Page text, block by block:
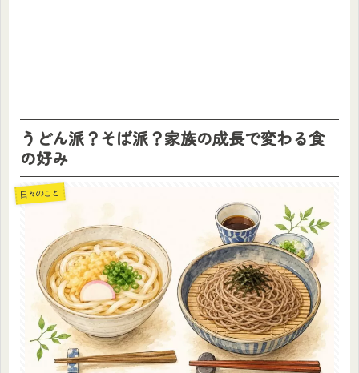
うどん派？そば派？家族の成長で変わる食
の好み
日々のこと